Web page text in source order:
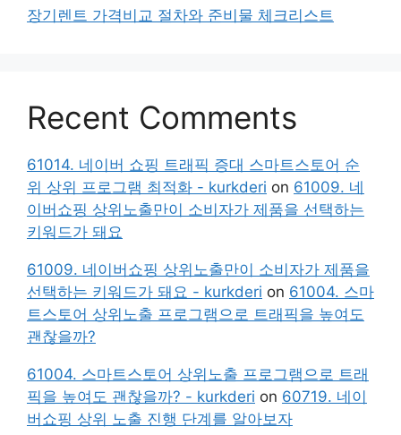
장기렌트 가격비교 절차와 준비물 체크리스트
Recent Comments
61014. 네이버 쇼핑 트래픽 증대 스마트스토어 순
위 상위 프로그램 최적화 - kurkderi on 61009. 네
이버쇼핑 상위노출만이 소비자가 제품을 선택하는
키워드가 돼요
61009. 네이버쇼핑 상위노출만이 소비자가 제품을
선택하는 키워드가 돼요 - kurkderi on 61004. 스마
트스토어 상위노출 프로그램으로 트래픽을 높여도
괜찮을까?
61004. 스마트스토어 상위노출 프로그램으로 트래
픽을 높여도 괜찮을까? - kurkderi on 60719. 네이
버쇼핑 상위 노출 진행 단계를 알아보자